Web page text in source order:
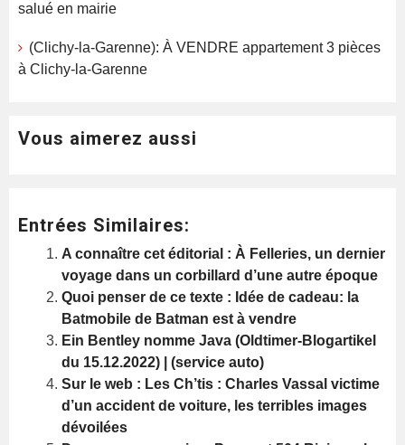
salué en mairie
(Clichy-la-Garenne): À VENDRE appartement 3 pièces
à Clichy-la-Garenne
Vous aimerez aussi
Entrées Similaires:
A connaître cet éditorial : À Felleries, un dernier
voyage dans un corbillard d’une autre époque
Quoi penser de ce texte : Idée de cadeau: la
Batmobile de Batman est à vendre
Ein Bentley nomme Java (Oldtimer-Blogartikel
du 15.12.2022) | (service auto)
Sur le web : Les Ch’tis : Charles Vassal victime
d’un accident de voiture, les terribles images
dévoilées